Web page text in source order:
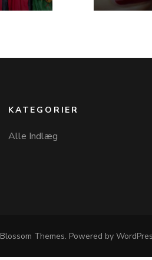
KATEGORIER
Alle Indlæg
Blossom Themes. Powered by